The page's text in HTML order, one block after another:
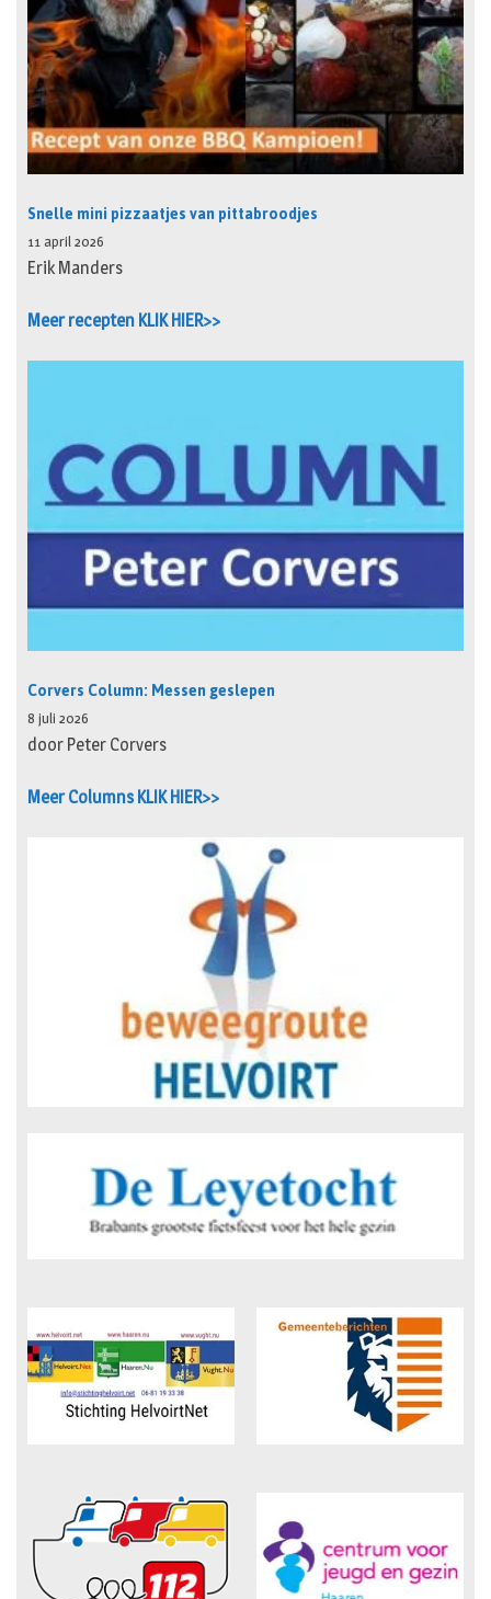
Snelle mini pizzaatjes van pittabroodjes
11 april 2026
Erik Manders
Meer recepten KLIK HIER>>
Corvers Column: Messen geslepen
8 juli 2026
door Peter Corvers
Meer Columns KLIK HIER>>